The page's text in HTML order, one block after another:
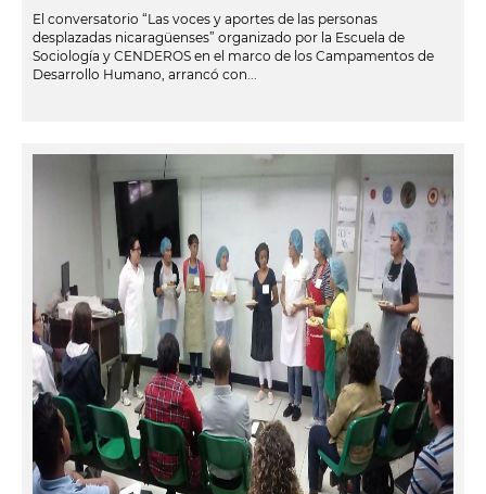
El conversatorio “Las voces y aportes de las personas
desplazadas nicaragüenses” organizado por la Escuela de
Sociología y CENDEROS en el marco de los Campamentos de
Desarrollo Humano, arrancó con...